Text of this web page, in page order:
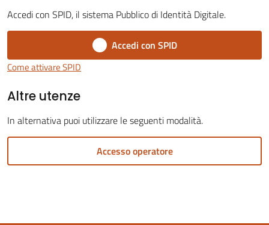
Servizi
line
Tutti
gli
argomenti
Accedi con SPID, il sistema Pubblico di Identità Digitale.
Accedi con SPID
Come attivare SPID
Altre utenze
In alternativa puoi utilizzare le seguenti modalità.
Accesso operatore